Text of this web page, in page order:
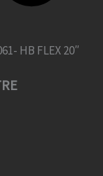
HB FLEX 20″